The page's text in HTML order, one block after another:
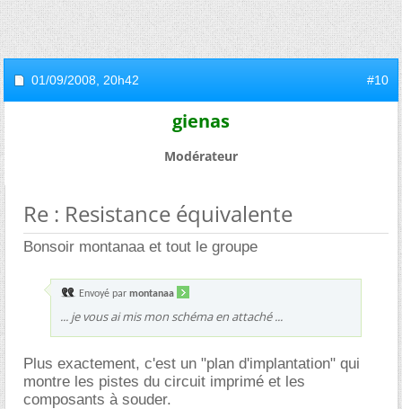
01/09/2008, 20h42 #10
gienas
Modérateur
Re : Resistance équivalente
Bonsoir montanaa et tout le groupe
Envoyé par montanaa
... je vous ai mis mon schéma en attaché ...
Plus exactement, c'est un "plan d'implantation" qui
montre les pistes du circuit imprimé et les
composants à souder.